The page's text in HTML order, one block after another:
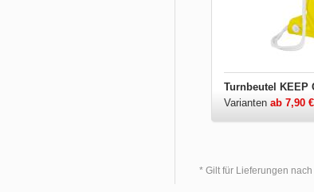
Turnbeutel KEEP
Varianten ab 7,90 €
* Gilt für Lieferungen